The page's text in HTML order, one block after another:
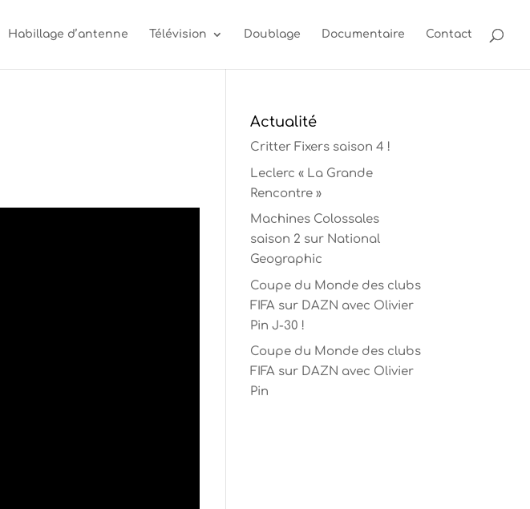
Habillage d’antenne Télévision Doublage Documentaire Contact
Actualité
Critter Fixers saison 4 !
Leclerc « La Grande
Rencontre »
Machines Colossales
saison 2 sur National
Geographic
Coupe du Monde des clubs
FIFA sur DAZN avec Olivier
Pin J-30 !
Coupe du Monde des clubs
FIFA sur DAZN avec Olivier
Pin